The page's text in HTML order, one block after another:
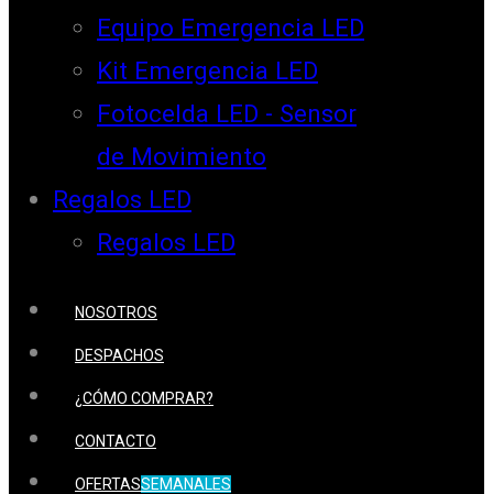
Equipo Emergencia LED
Kit Emergencia LED
Fotocelda LED - Sensor
de Movimiento
Regalos LED
Regalos LED
NOSOTROS
DESPACHOS
¿CÓMO COMPRAR?
CONTACTO
OFERTASSEMANALES